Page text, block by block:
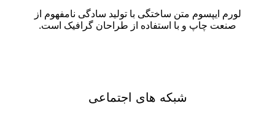
لورم ایپسوم متن ساختگی با تولید سادگی نامفهوم از
صنعت چاپ و با استفاده از طراحان گرافیک است.
شبکه های اجتماعی